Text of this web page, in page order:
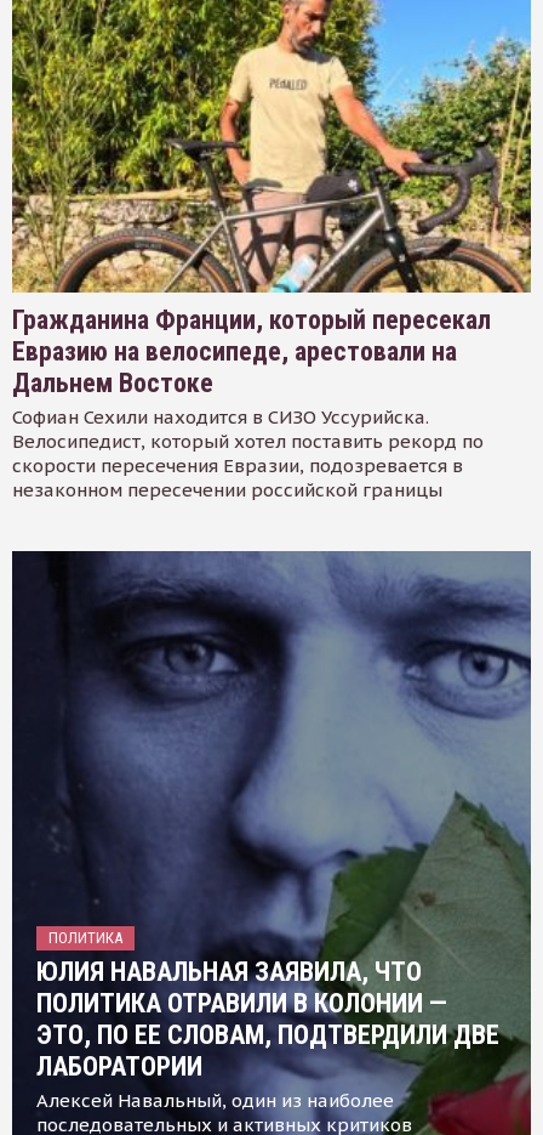
Гражданина Франции, который пересекал
Евразию на велосипеде, арестовали на
Дальнем Востоке
Софиан Сехили находится в СИЗО Уссурийска.
Велосипедист, который хотел поставить рекорд по
скорости пересечения Евразии, подозревается в
незаконном пересечении российской границы
ПОЛИТИКА
ЮЛИЯ НАВАЛЬНАЯ ЗАЯВИЛА, ЧТО
ПОЛИТИКА ОТРАВИЛИ В КОЛОНИИ —
ЭТО, ПО ЕЕ СЛОВАМ, ПОДТВЕРДИЛИ ДВЕ
ЛАБОРАТОРИИ
Алексей Навальный, один из наиболее
последовательных и активных критиков